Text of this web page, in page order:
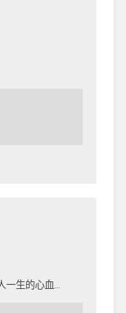
一生的心血…